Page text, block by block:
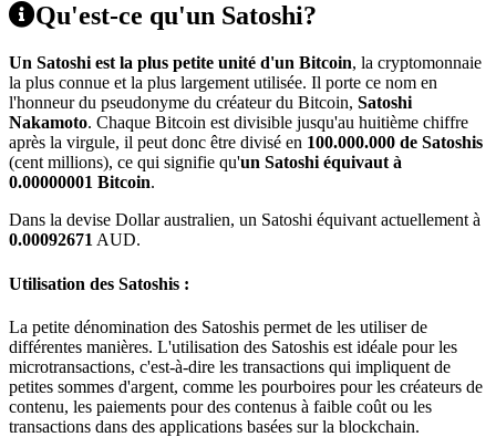
Qu'est-ce qu'un Satoshi?
Un Satoshi est la plus petite unité d'un Bitcoin, la cryptomonnaie
la plus connue et la plus largement utilisée. Il porte ce nom en
l'honneur du pseudonyme du créateur du Bitcoin, Satoshi
Nakamoto. Chaque Bitcoin est divisible jusqu'au huitième chiffre
après la virgule, il peut donc être divisé en 100.000.000 de Satoshis
(cent millions), ce qui signifie qu'un Satoshi équivaut à
0.00000001 Bitcoin.
Dans la devise Dollar australien, un Satoshi équivant actuellement à
0.00092671 AUD.
Utilisation des Satoshis :
La petite dénomination des Satoshis permet de les utiliser de
différentes manières. L'utilisation des Satoshis est idéale pour les
microtransactions, c'est-à-dire les transactions qui impliquent de
petites sommes d'argent, comme les pourboires pour les créateurs de
contenu, les paiements pour des contenus à faible coût ou les
transactions dans des applications basées sur la blockchain.